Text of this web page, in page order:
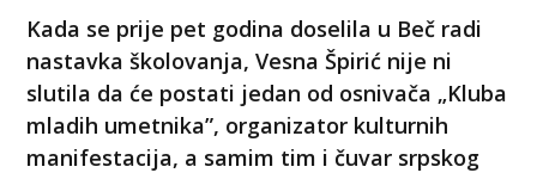
Kada se prije pet godina doselila u Beč radi
nastavka školovanja, Vesna Špirić nije ni
slutila da će postati jedan od osnivača „Kluba
mladih umetnika”, organizator kulturnih
manifestacija, a samim tim i čuvar srpskog